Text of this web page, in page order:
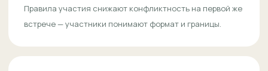
Правила участия снижают конфликтность на первой же
встрече — участники понимают формат и границы.